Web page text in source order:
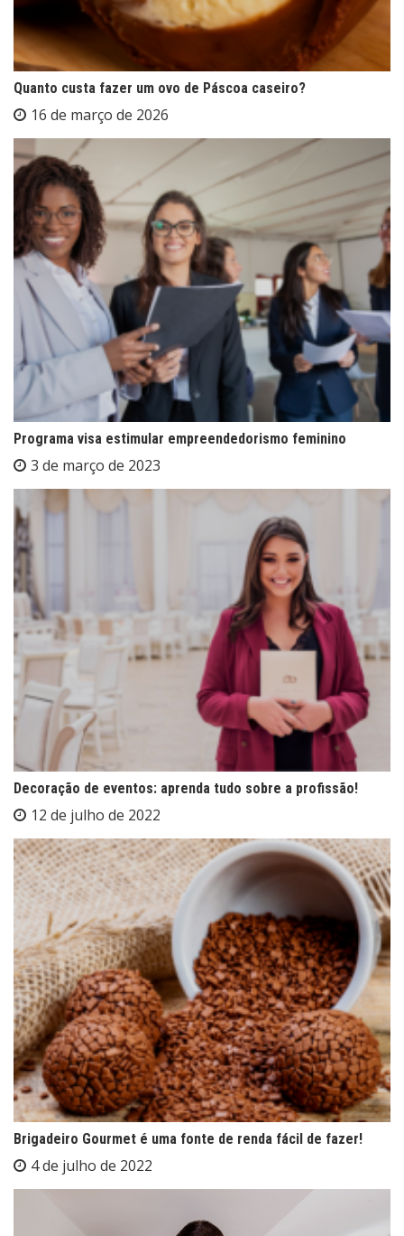
Quanto custa fazer um ovo de Páscoa caseiro?
16 de março de 2026
Programa visa estimular empreendedorismo feminino
3 de março de 2023
Decoração de eventos: aprenda tudo sobre a profissão!
12 de julho de 2022
Brigadeiro Gourmet é uma fonte de renda fácil de fazer!
4 de julho de 2022